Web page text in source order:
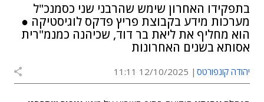
בתפקידו האחרון שימש שהרבני שני כסמנכ"ל
מערכות מידע בקבוצת פריץ פדקס לוגיסטיקה ●
הוא מחליף את ליאת בר דוד, שכיהנה כמנמ"רית
אסותא בשנים האחרונות
יהודה קונפורטס 12/10/2025 11:11